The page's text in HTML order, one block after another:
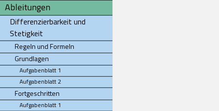
Ableitungen
Differenzierbarkeit und
Stetigkeit
Regeln und Formeln
Grundlagen
Aufgabenblatt 1
Aufgabenblatt 2
Fortgeschritten
Aufgabenblatt 1